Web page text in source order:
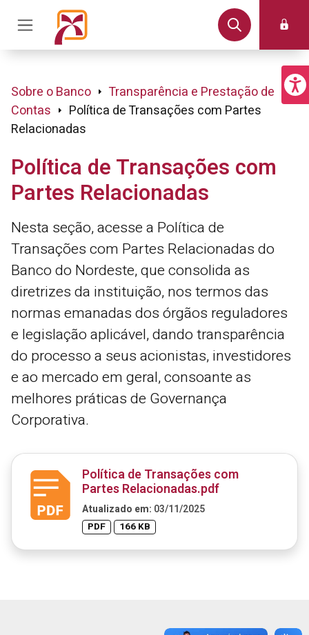
Sobre o Banco
Transparência e Prestação de
Contas
Política de Transações com Partes
Relacionadas
Política de Transações com
Partes Relacionadas
Nesta seção, acesse a Política de
Transações com Partes Relacionadas do
Banco do Nordeste, que consolida as
diretrizes da instituição, nos termos das
normas emanadas dos órgãos reguladores
e legislação aplicável, dando transparência
do processo a seus acionistas, investidores
e ao mercado em geral, consoante as
melhores práticas de Governança
Corporativa.
Política de Transações com
Partes Relacionadas.pdf
Atualizado em: 03/11/2025
PDF 166 KB